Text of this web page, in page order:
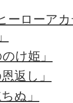
ーローア
け姫」
返し」
ぬ」